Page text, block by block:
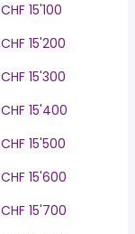
CHF 15'100
CHF 15'200
CHF 15'300
CHF 15'400
CHF 15'500
CHF 15'600
CHF 15'700